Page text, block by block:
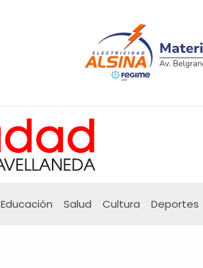
Educación Salud Cultura Deportes